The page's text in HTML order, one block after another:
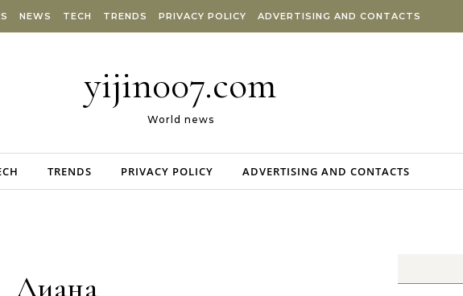
NEWS TECH TRENDS PRIVACY POLICY ADVERTISING AND CONTACTS
yijin007.com
World news
TRENDS PRIVACY POLICY ADVERTISING AND CONTACTS
Лиана